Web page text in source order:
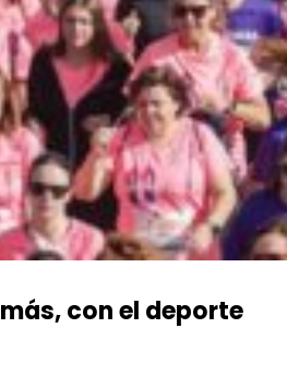
con el deporte